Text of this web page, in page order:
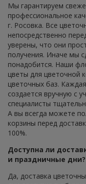
Мы гарантируем
профессиональное
г. Росовка. Все
непосредственно
уверены, что они
получения. Иначе мы
понадобится. Наши
цветы для цветочной
цветочных баз.
создается вручную с
специалисты
А вы всегда можете
корзины перед
100%.
Доступна ли
и праздничные дни?
Да, доставка